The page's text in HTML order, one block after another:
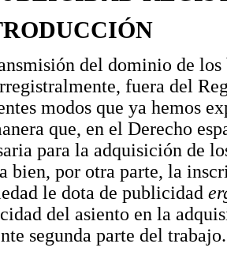
del dominio de los
fuera del
modos que ya hemos
que, en el Derecho
para la adquisición de
bien, por otra parte, la
le dota de publicidad
del asiento en la
segunda parte del trabajo.